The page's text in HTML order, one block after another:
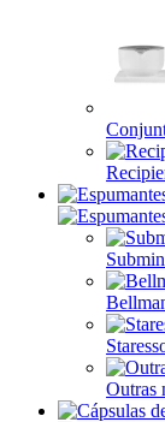
Outras